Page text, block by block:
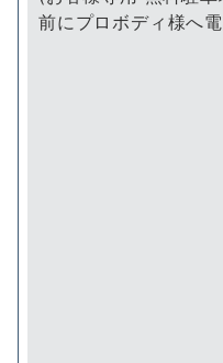
前にプロボディ様へ